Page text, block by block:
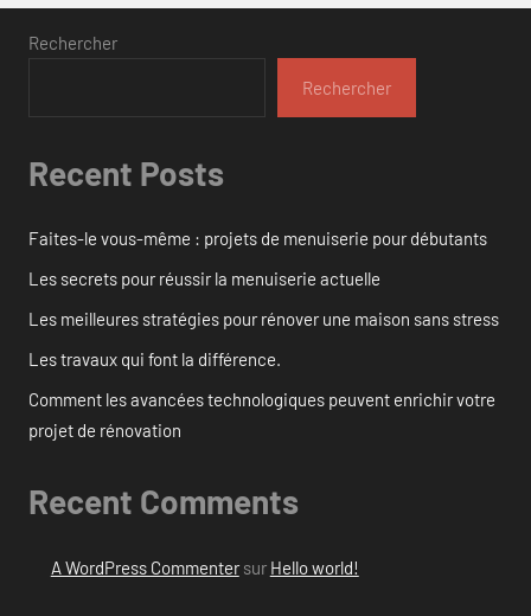
Rechercher
Rechercher
Recent Posts
Faites-le vous-même : projets de menuiserie pour débutants
Les secrets pour réussir la menuiserie actuelle
Les meilleures stratégies pour rénover une maison sans stress
Les travaux qui font la différence.
Comment les avancées technologiques peuvent enrichir votre
projet de rénovation
Recent Comments
A WordPress Commentersur Hello world!